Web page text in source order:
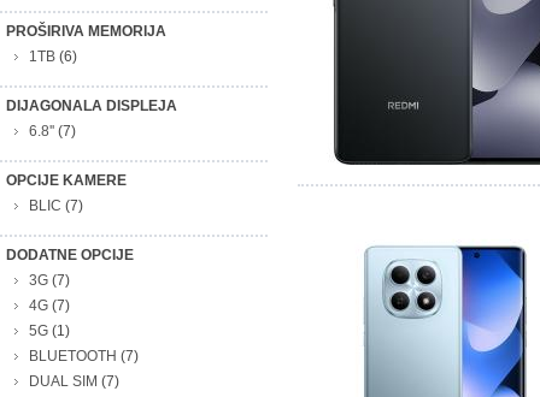
PROŠIRIVA MEMORIJA
1TB (6)
DIJAGONALA DISPLEJA
6.8'' (7)
OPCIJE KAMERE
BLIC (7)
DODATNE OPCIJE
3G (7)
4G (7)
5G (1)
BLUETOOTH (7)
DUAL SIM (7)